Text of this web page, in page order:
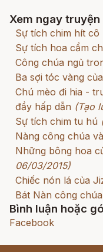
Xem ngay truyện
Sự tích chim hít cô
Sự tích hoa cẩm
Công chúa ngủ
Ba sợi tóc vàng
Chú mèo đi hia -
đầy hấp dẫn (Tạo
Sự tích chim tu hú
Nàng công chúa
Những bông hoa
06/03/2015)
Chiếc nón lá của
Bát Nàn công chúa
Bình luận hoặc
Facebook